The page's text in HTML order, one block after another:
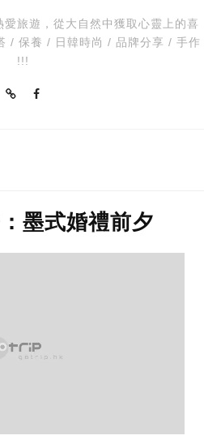
旅遊，從大自然中獲取心靈上的喜
/ 保養 / 日韓時尚 / 品牌分享 / 手作
!!!
墨式婚禮前夕